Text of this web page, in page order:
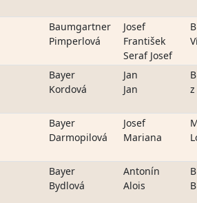
Baumgartner
Pimperlová
Josef
František
Seraf Josef
Bayer
Kordová
Jan
Jan
Bayer
Darmopilová
Josef
Mariana
Bayer
Bydlová
Antonín
Alois